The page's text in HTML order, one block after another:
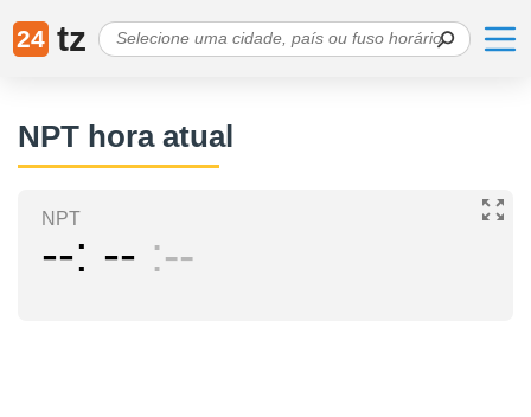
24 tz
NPT hora atual
NPT
-- -- --